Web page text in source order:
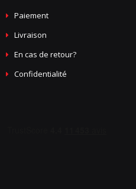
Paiement
Livraison
En cas de retour?
Confidentialité